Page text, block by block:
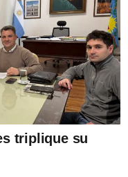
triplique su